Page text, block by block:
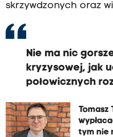
skrzywdzonych oraz
Nie ma nic
kryzysowej, jak
połowicznych
Tomasz
tym nie